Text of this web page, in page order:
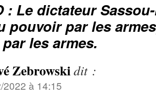
: Le dictateur
pouvoir par les
les armes.
Zebrowskidit :
2022 à 14:15